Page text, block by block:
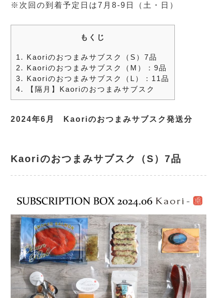
※次回の到着予定日は7月8-9日（土・日）
もくじ
1. Kaoriのおつまみサブスク（S）7品
2. Kaoriのおつまみサブスク（M）：9品
3. Kaoriのおつまみサブスク（L）：11品
4.
【隔月】Kaoriのおつまみサブスク
2024年6月 Kaoriのおつまみサブスク発送分
Kaoriのおつまみサブスク（S ）7品